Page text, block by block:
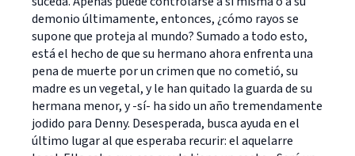
demonio últimamente, entonces, ¿cómo rayos se
supone que proteja al mundo? Sumado a todo esto,
está el hecho de que su hermano ahora enfrenta una
pena de muerte por un crimen que no cometió, su
madre es un vegetal, y le han quitado la guarda de su
hermana menor, y -sí- ha sido un año tremendamente
jodido para Denny. Desesperada, busca ayuda en el
último lugar al que esperaba recurir: el aquelarre